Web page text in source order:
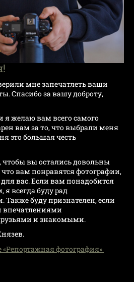
мне запечатлеть ваши
Спасибо за вашу доброту,
я желаю вам всего самого
вам за то, что выбрали меня
это большая честь
чтобы вы остались довольны
вам понравятся фотографии,
вас. Если вам понадобится
всегда буду рад
Также буду признателен, если
впечатлениями
и знакомыми.
фотография»